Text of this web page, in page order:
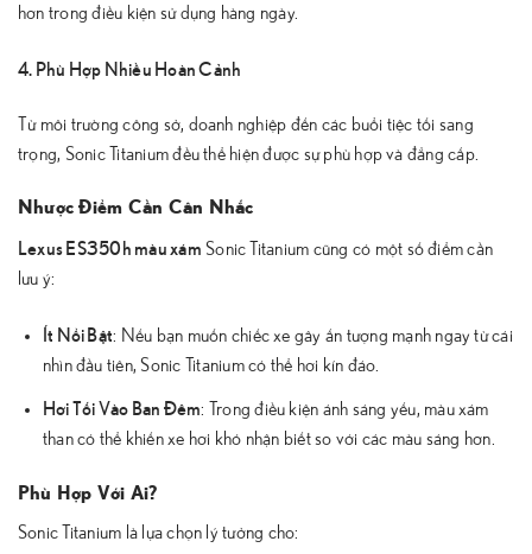
hơn trong điều kiện sử dụng hàng ngày.
4. Phù Hợp Nhiều Hoàn Cảnh
Từ môi trường công sở, doanh nghiệp đến các buổi tiệc tối sang
trọng, Sonic Titanium đều thể hiện được sự phù hợp và đẳng cấp.
Nhược Điểm Cần Cân Nhắc
Lexus ES350h màu xám Sonic Titanium cũng có một số điểm cần
lưu ý:
Ít Nổi Bật: Nếu bạn muốn chiếc xe gây ấn tượng mạnh ngay từ cái
nhìn đầu tiên, Sonic Titanium có thể hơi kín đáo.
Hơi Tối Vào Ban Đêm: Trong điều kiện ánh sáng yếu, màu xám
than có thể khiến xe hơi khó nhận biết so với các màu sáng hơn.
Phù Hợp Với Ai?
Sonic Titanium là lựa chọn lý tưởng cho: